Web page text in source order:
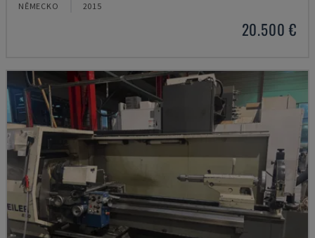
NĚMECKO 2015
20.500 €